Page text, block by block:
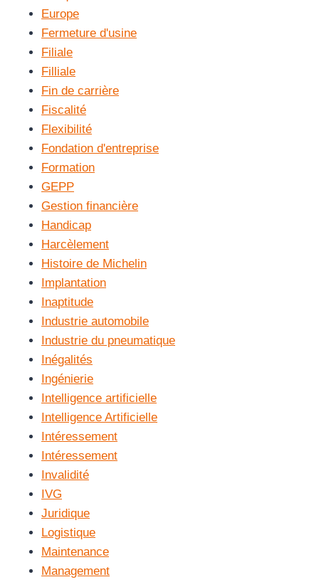
Europe
Fermeture d'usine
Filiale
Filliale
Fin de carrière
Fiscalité
Flexibilité
Fondation d'entreprise
Formation
GEPP
Gestion financière
Handicap
Harcèlement
Histoire de Michelin
Implantation
Inaptitude
Industrie automobile
Industrie du pneumatique
Inégalités
Ingénierie
Intelligence artificielle
Intelligence Artificielle
Intéressement
Intéressement
Invalidité
IVG
Juridique
Logistique
Maintenance
Management